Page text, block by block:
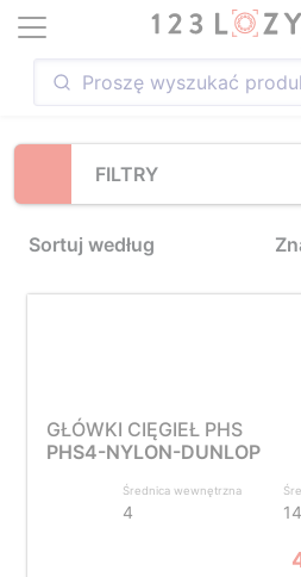
FILTRY
Sortuj według
Loading...
GŁÓWKI CIĘGIEŁ PHS
PHS4-NYLON-DUNLOP
Średnica wewnętrzna
4 14